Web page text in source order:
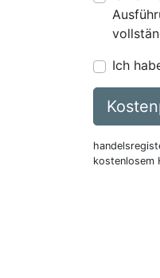
Ich
kostenlosem